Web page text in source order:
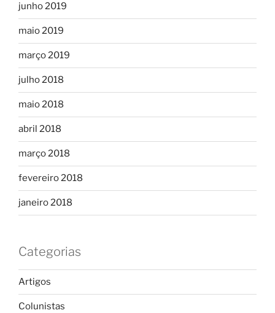
junho 2019
maio 2019
março 2019
julho 2018
maio 2018
abril 2018
março 2018
fevereiro 2018
janeiro 2018
Categorias
Artigos
Colunistas